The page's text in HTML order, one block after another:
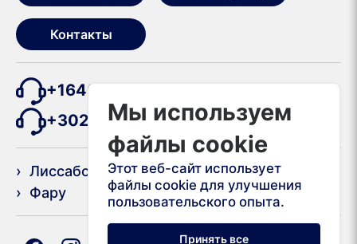
Контакты
+16467400626
+302111985264
› Лиссабон
› Порту
› Фару
Мы используем
файлы cookie
Этот веб-сайт использует
файлы cookie для улучшения
пользовательского опыта.
Принять все